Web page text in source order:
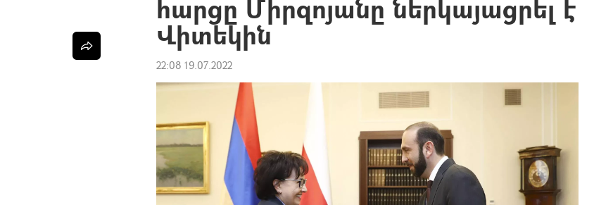
հարցը Միրզոյանը ներկայացրել է
Վիտեկին
22:08 19.07.2022